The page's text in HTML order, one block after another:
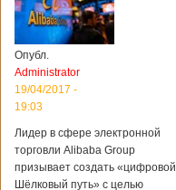
Опубл.
Administrator
19/04/2017 -
19:03
Лидер в сфере электронной
торговли Alibaba Group
призывает создать «цифровой
Шёлковый путь» с целью